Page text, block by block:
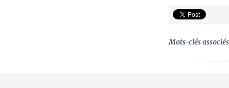
Mots-clés